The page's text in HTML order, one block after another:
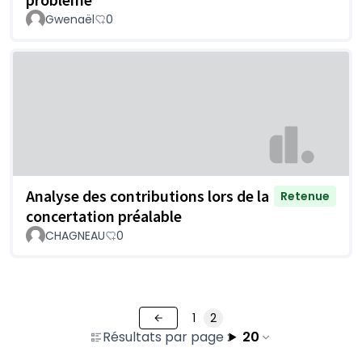
Gwenaël 0
Analyse des contributions lors de la
concertation préalable
Retenue
CHAGNEAU 0
Résultats par page : 20
1 2